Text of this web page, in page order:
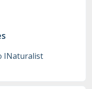
INaturalist